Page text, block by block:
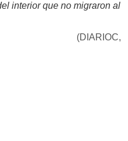
interior que no migraron al
(DIARIOC,